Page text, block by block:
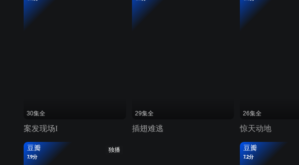
30集全
案发现场I
29集全
插翅难逃
26集全
惊天动地
独播
豆瓣
7.9分
豆瓣
7.2分